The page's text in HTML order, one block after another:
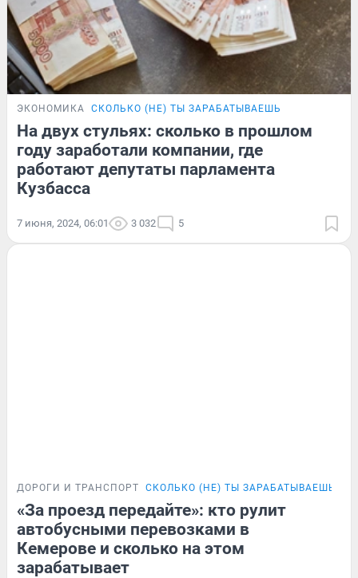
ЭКОНОМИКА СКОЛЬКО (НЕ) ТЫ ЗАРАБАТЫВАЕШЬ
На двух стульях: сколько в прошлом
году заработали компании, где
работают депутаты парламента
Кузбасса
7 июня, 2024, 06:01 3 032 5
ДОРОГИ И ТРАНСПОРТ СКОЛЬКО (НЕ) ТЫ ЗАРАБАТЫВАЕШЬ
«За проезд передайте»: кто рулит
автобусными перевозками в
Кемерове и сколько на этом
зарабатывает